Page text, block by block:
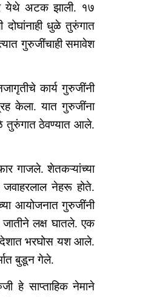
येथे अटक झाली. १७
दोघांनाही धुळे तुरुंगात
गुरुजींचाही समावेश
कार्य गुरुजींनी
केला. यात गुरुजींना
तुरुंगात ठेवण्यात आले.
गाजले. शेतकऱ्यांच्या
जवाहरलाल नेहरू होते.
आयोजनात गुरुजींनी
जातीने लक्ष घातले. एक
भरघोस यश आले.
बुडून गेले.
हे साप्ताहिक नेमाने